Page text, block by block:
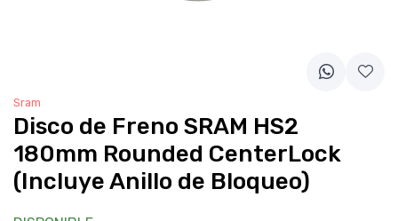
Sram
Disco de Freno SRAM HS2
180mm Rounded CenterLock
(Incluye Anillo de Bloqueo)